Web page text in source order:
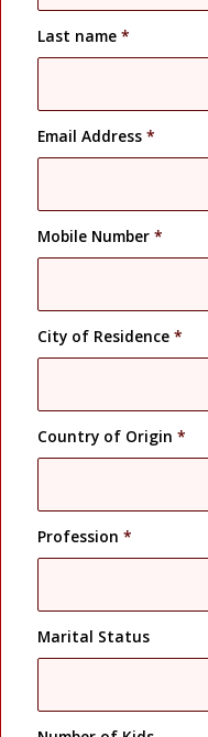
Last name*
Email Address*
Mobile Number*
City of Residence*
Country of Origin*
Profession*
Marital Status